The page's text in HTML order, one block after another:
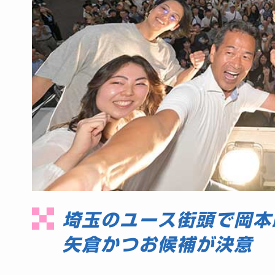
埼玉のユース街頭で岡
矢倉かつお候補が決意